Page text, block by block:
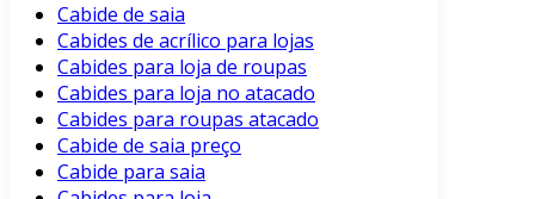
Cabide de saia
Cabides de acrílico para lojas
Cabides para loja de roupas
Cabides para loja no atacado
Cabides para roupas atacado
Cabide de saia preço
Cabide para saia